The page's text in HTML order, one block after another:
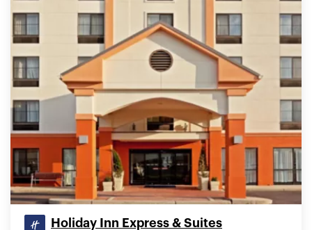
Holiday Inn Express & Suites